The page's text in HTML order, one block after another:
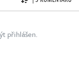
přihlášen.